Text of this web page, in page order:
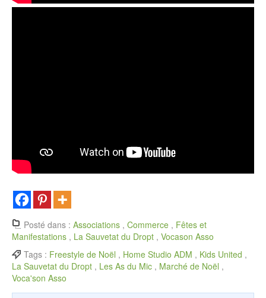
Posté dans : Associations , Commerce , Fêtes et
Manifestations , La Sauvetat du Dropt , Vocason Asso
Tags : Freestyle de Noël , Home Studio ADM , Kids United ,
La Sauvetat du Dropt , Les As du Mic , Marché de Noël ,
Voca'son Asso